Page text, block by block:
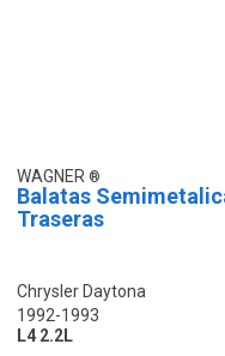
WAGNER
Balatas
Traseras
Chrysler Daytona
1992-1993
L4 2.2L